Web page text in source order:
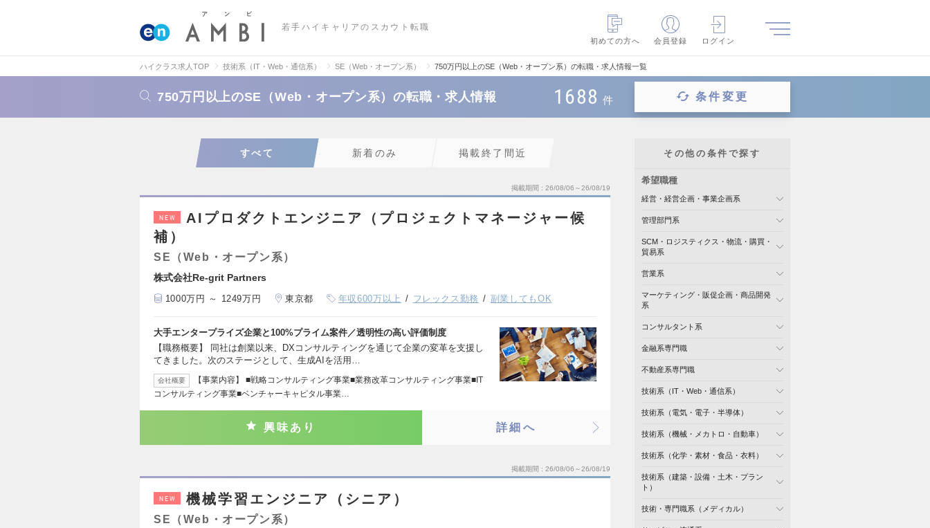
若手ハイキャリアのスカウト転職
初めての方へ
会員登録 ログイン
ハイクラス求人TOP 技術系（IT・Web・通信系） SE（Web・オープン系） 750万円以上のSE（Web・オープン系）の転職・求人情報一覧
750万円以上のSE（Web・オープン系）の転職・求人情報 1688 件 条件変更
すべて 新着のみ 掲載終了間近
掲載期間 26/08/06～26/08/19
NEW
AIプロダクトエンジニア（プロジェクトマネージャー候
補）
SE（Web・オープン系）
株式会社Re-grit Partners
1000万円 ～ 1249万円 東京都 年収600万以上 フレックス勤務 副業してもOK
大手エンタープライズ企業と100%プライム案件／透明性の高い評価制度
【職務概要】 同社は創業以来、DXコンサルティングを通じて企業の変革を支援し
てきました。次のステージとして、生成AIを活用…
会社概要
【事業内容】 ■戦略コンサルティング事業■業務改革コンサルティング事業■IT
コンサルティング事業■ベンチャーキャピタル事業…
興味あり 詳細へ
掲載期間 26/08/06～26/08/19
NEW 機械学習エンジニア（シニア）
SE（Web・オープン系）
その他の条件で探す
希望職種
経営・経営企画・事業企画系
管理部門系
SCM・ロジスティクス・物流・購買・
貿易系
営業系
マーケティング・販促企画・商品開発
系
コンサルタント系
金融系専門職
不動産系専門職
技術系（IT・Web・通信系）
技術系（電気・電子・半導体）
技術系（機械・メカトロ・自動車）
技術系（化学・素材・食品・衣料）
技術系（建築・設備・土木・プラン
ト）
技術・専門職系（メディカル）